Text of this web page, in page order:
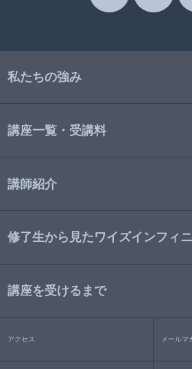
私たちの強み
講座一覧・受講料
講師紹介
修了生から見たワイズインフィ
講座を受けるまで
アクセス メールマ